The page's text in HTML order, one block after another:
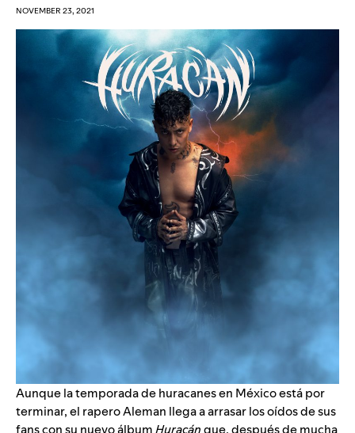
NOVEMBER 23, 2021
Aunque la temporada de huracanes en México está por
terminar, el raperoAleman llega a arrasar los oídos de sus
fans con su nuevo álbumHuracánque, después de mucha